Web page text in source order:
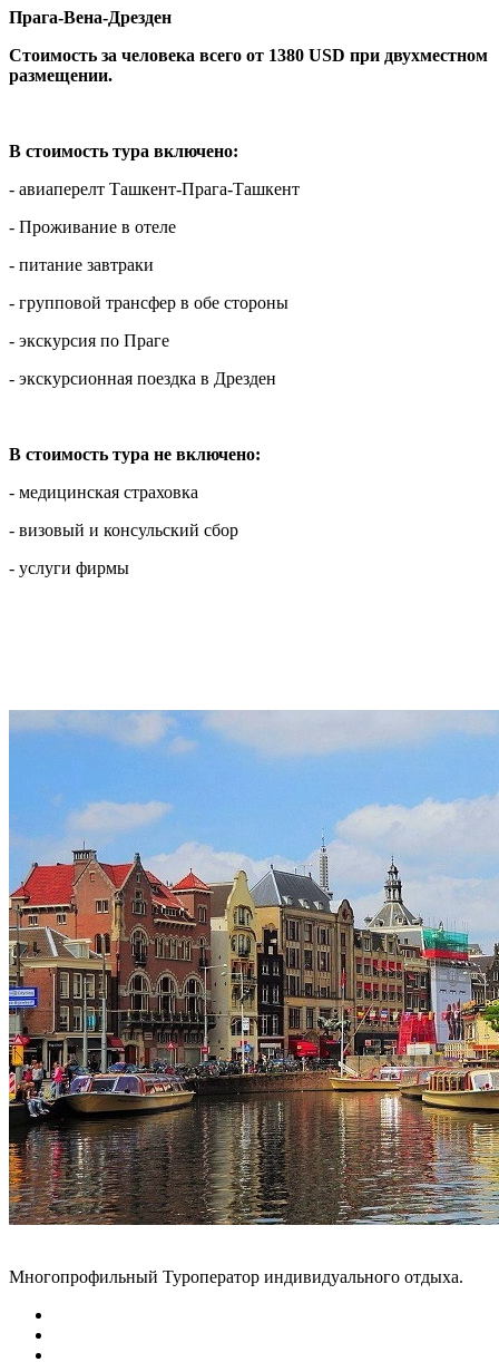
Прага-Вена-Дрезден
Стоимость за человека всего от 1380 USD при двухместном
размещении.
В стоимость тура включено:
- авиаперелт Ташкент-Прага-Ташкент
- Проживание в отеле
- питание завтраки
- групповой трансфер в обе стороны
- экскурсия по Праге
- экскурсионная поездка в Дрезден
В стоимость тура не включено:
- медицинская страховка
- визовый и консульский сбор
- услуги фирмы
Многопрофильный Туроператор индивидуального отдыха.